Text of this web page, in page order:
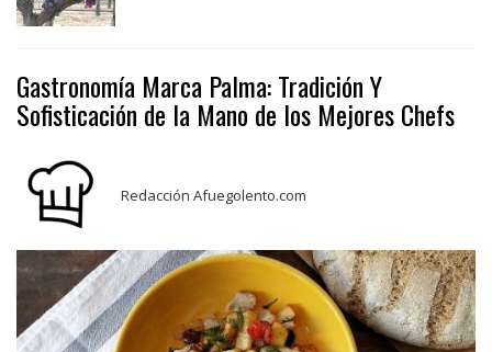
Gastronomía Marca Palma: Tradición Y
Sofisticación de la Mano de los Mejores Chefs
Redacción Afuegolento.com